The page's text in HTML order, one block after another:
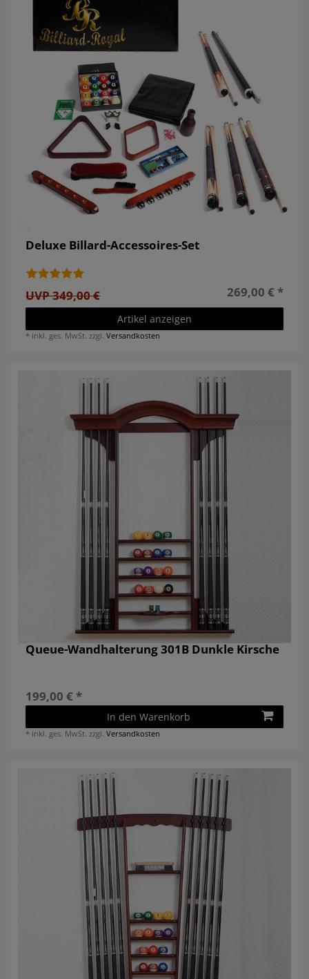
Deluxe Billard-Accessoires-Set
UVP 349,00 € 269,00 € *
Artikel anzeigen
* inkl. ges. MwSt. zzgl.Versandkosten
Queue-Wandhalterung 301B Dunkle Kirsche
199,00 € *
In den Warenkorb
* inkl. ges. MwSt. zzgl.Versandkosten